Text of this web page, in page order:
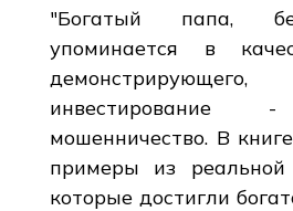
"Богатый папа,
упоминается в
мошенничество. В
примеры из
которые достигли